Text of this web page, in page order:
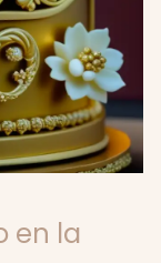
en la